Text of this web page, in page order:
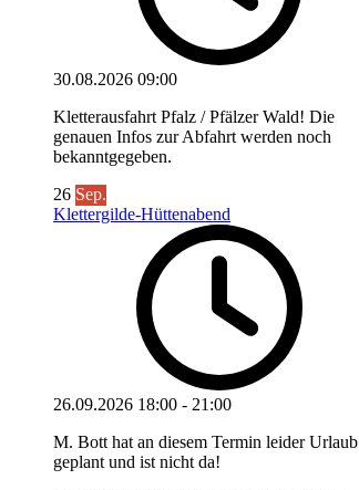
30.08.2026 09:00
Kletterausfahrt Pfalz / Pfälzer Wald! Die
genauen Infos zur Abfahrt werden noch
bekanntgegeben.
26 Sep.
Klettergilde-Hüttenabend
26.09.2026 18:00 - 21:00
M. Bott hat an diesem Termin leider Urlaub
geplant und ist nicht da!